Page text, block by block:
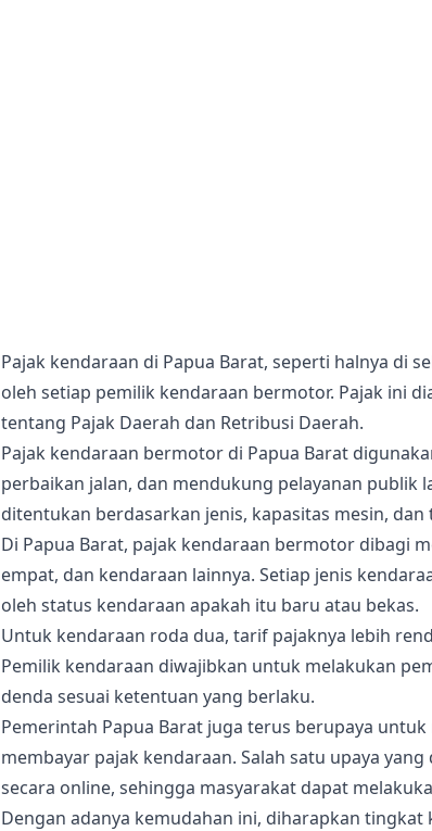
Pajak kendaraan di Papua Barat, seperti halnya di
oleh setiap pemilik kendaraan bermotor. Pajak ini
tentang Pajak Daerah dan Retribusi Daerah.
Pajak kendaraan bermotor di Papua Barat
perbaikan jalan, dan mendukung pelayanan publik
ditentukan berdasarkan jenis, kapasitas mesin,
Di Papua Barat, pajak kendaraan bermotor dibagi
empat, dan kendaraan lainnya. Setiap jenis
oleh status kendaraan apakah itu baru atau bekas.
Untuk kendaraan roda dua, tarif pajaknya lebih
Pemilik kendaraan diwajibkan untuk melakukan
denda sesuai ketentuan yang berlaku.
Pemerintah Papua Barat juga terus berupaya
membayar pajak kendaraan. Salah satu upaya
secara online, sehingga masyarakat dapat
Dengan adanya kemudahan ini, diharapkan